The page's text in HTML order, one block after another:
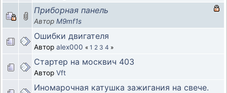
Приборная панель
Автор M9mf1s
Ошибки двигателя
Автор alex000 « 1 2 3 4 »
Стартер на москвич 403
Автор Vft
Иномарочная катушка зажигания на свече.